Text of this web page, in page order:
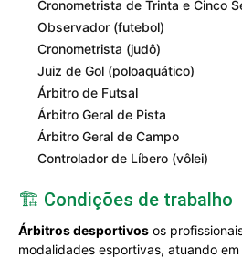
Cronometrista de Trinta e Cinco
Observador (futebol)
Cronometrista (judô)
Juiz de Gol (poloaquático)
Árbitro de Futsal
Árbitro Geral de Pista
Árbitro Geral de Campo
Controlador de Líbero (vôlei)
🏗️ Condições de trabalho
Árbitros desportivos os
modalidades esportivas, atuando